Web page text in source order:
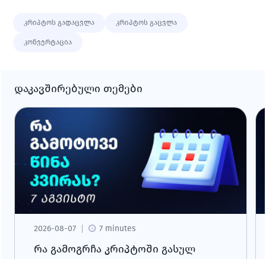
კრიპტოს გადაცვლა კრიპტოს გაცვლა
კონვერტაცია
დაკავშირებული თემები
2026-08-07 7 minutes
რა გამოგრჩა კრიპტოში გასულ